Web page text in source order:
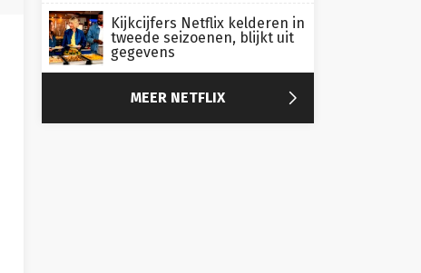
Kijkcijfers Netflix kelderen in
tweede seizoenen, blijkt uit
gegevens
MEER NETFLIX 